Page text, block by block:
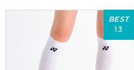
BEST
13